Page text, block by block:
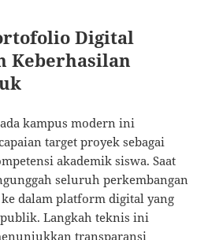
Digital
Keberhasilan
kampus modern ini
target proyek sebagai
akademik siswa. Saat
seluruh perkembangan
dalam platform digital yang
Langkah teknis ini
transparansi